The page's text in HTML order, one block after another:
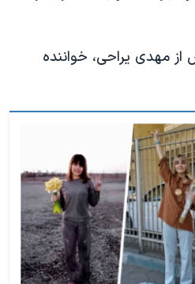
مهدی یراحی، خواننده